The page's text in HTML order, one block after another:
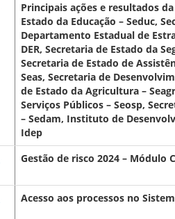
Principais ações e resultados
Estado da Educação – Seduc,
Departamento Estadual de
DER, Secretaria de Estado da
Secretaria de Estado de
Seas, Secretaria de
de Estado da Agricultura –
Serviços Públicos – Seosp,
– Sedam, Instituto de
Idep
Gestão de risco 2024 – Módulo
Acesso aos processos no